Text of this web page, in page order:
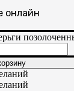
онлайн